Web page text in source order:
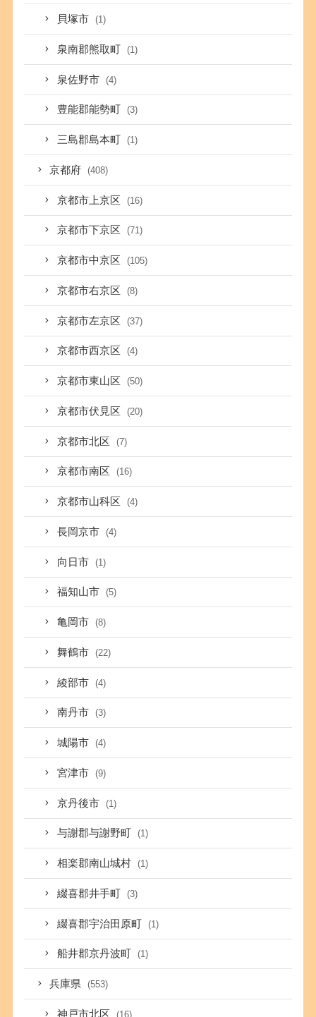
貝塚市 (1)
泉南郡熊取町 (1)
泉佐野市 (4)
豊能郡能勢町 (3)
三島郡島本町 (1)
京都府 (408)
京都市上京区 (16)
京都市下京区 (71)
京都市中京区 (105)
京都市右京区 (8)
京都市左京区 (37)
京都市西京区 (4)
京都市東山区 (50)
京都市伏見区 (20)
京都市北区 (7)
京都市南区 (16)
京都市山科区 (4)
長岡京市 (4)
向日市 (1)
福知山市 (5)
亀岡市 (8)
舞鶴市 (22)
綾部市 (4)
南丹市 (3)
城陽市 (4)
宮津市 (9)
京丹後市 (1)
与謝郡与謝野町 (1)
相楽郡南山城村 (1)
綴喜郡井手町 (3)
綴喜郡宇治田原町 (1)
船井郡京丹波町 (1)
兵庫県 (553)
神戸市北区 (16)